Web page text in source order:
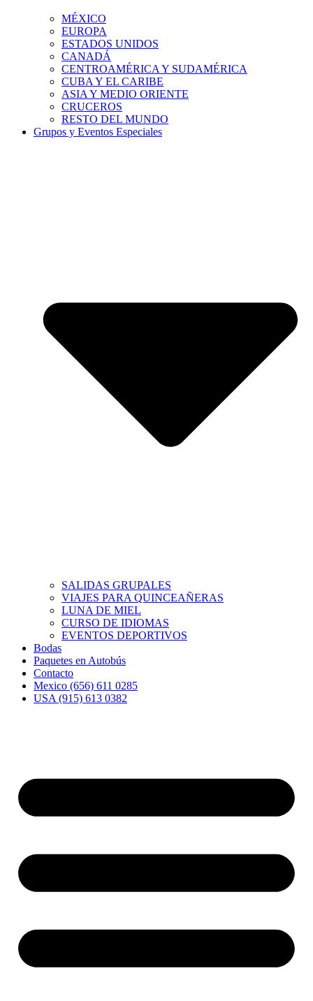
MÉXICO
EUROPA
ESTADOS UNIDOS
CANADÁ
CENTROAMÉRICA Y SUDAMÉRICA
CUBA Y EL CARIBE
ASIA Y MEDIO ORIENTE
CRUCEROS
RESTO DEL MUNDO
Grupos y Eventos Especiales
SALIDAS GRUPALES
VIAJES PARA QUINCEAÑERAS
LUNA DE MIEL
CURSO DE IDIOMAS
EVENTOS DEPORTIVOS
Bodas
Paquetes en Autobús
Contacto
Mexico (656) 611 0285
USA (915) 613 0382